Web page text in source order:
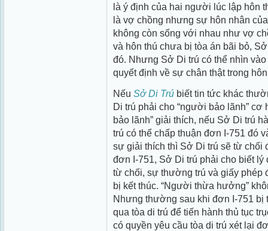
là ý định của hai người lúc lập hôn
là vợ chồng nhưng sự hôn nhân
không còn sống với nhau như vợ
và hôn thú chưa bị tòa án bãi bỏ,
đó. Nhưng Sở Di trú có thể nhìn
quyết định về sự chân thật trong
Nếu Sở Di Trú biết tin tức khác
Di trú phải cho “người bảo lãnh”
bảo lãnh” giải thích, nếu Sở Di trú
trú có thể chấp thuận đơn I-751 đó
sự giải thích thì Sở Di trú sẽ từ chối
đơn I-751, Sở Di trú phải cho biết
từ chối, sự thường trú và giấy phép
bị kết thúc. “Người thừa hưởng”
Nhưng thường sau khi đơn I-751
qua tòa di trú để tiến hành thủ tục
có quyền yêu cầu tòa di trú xét lại